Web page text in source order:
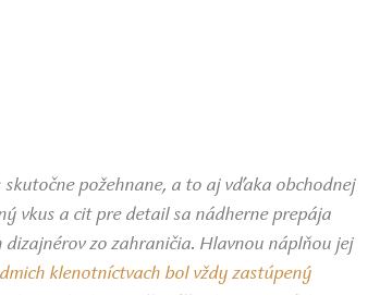
požehnane, a to aj vďaka obchodnej
vkus a cit pre detail sa nádherne prepája
zo zahraničia. Hlavnou náplňou jej
klenotníctvach bol vždy zastúpený